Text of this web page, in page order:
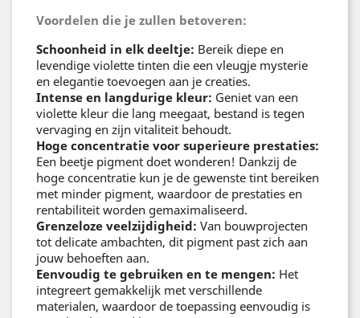
Voordelen die je zullen betoveren:
Schoonheid in elk deeltje: Bereik diepe en
levendige violette tinten die een vleugje mysterie
en elegantie toevoegen aan je creaties.
Intense en langdurige kleur: Geniet van een
violette kleur die lang meegaat, bestand is tegen
vervaging en zijn vitaliteit behoudt.
Hoge concentratie voor superieure prestaties:
Een beetje pigment doet wonderen! Dankzij de
hoge concentratie kun je de gewenste tint bereiken
met minder pigment, waardoor de prestaties en
rentabiliteit worden gemaximaliseerd.
Grenzeloze veelzijdigheid: Van bouwprojecten
tot delicate ambachten, dit pigment past zich aan
jouw behoeften aan.
Eenvoudig te gebruiken en te mengen: Het
integreert gemakkelijk met verschillende
materialen, waardoor de toepassing eenvoudig is